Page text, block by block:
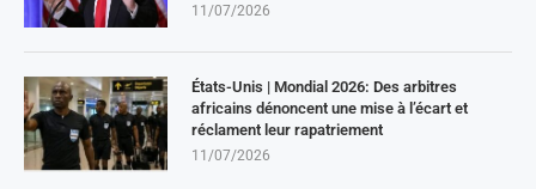
11/07/2026
États-Unis | Mondial 2026: Des arbitres
africains dénoncent une mise à l’écart et
réclament leur rapatriement
11/07/2026